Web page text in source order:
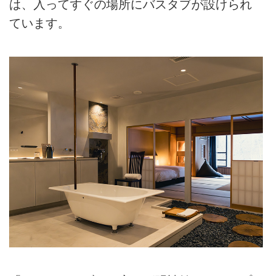
は、入ってすぐの場所にバスタブが設けられ
ています。